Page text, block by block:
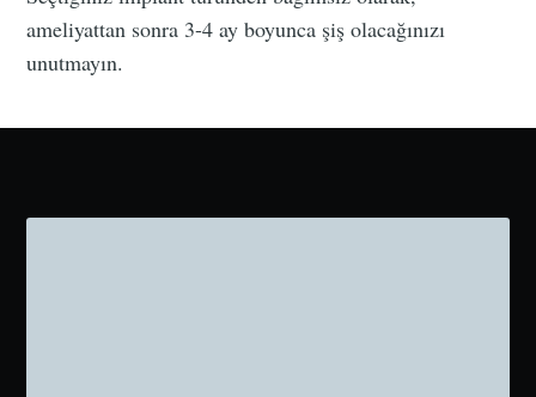
ameliyattan sonra 3-4 ay boyunca şiş olacağınızı
unutmayın.